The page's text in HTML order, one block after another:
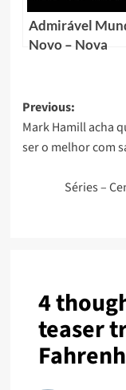
Admirável
Novo – Nova
Previous:
Mark Hamill acha
ser o melhor com
Séries –
4
teaser